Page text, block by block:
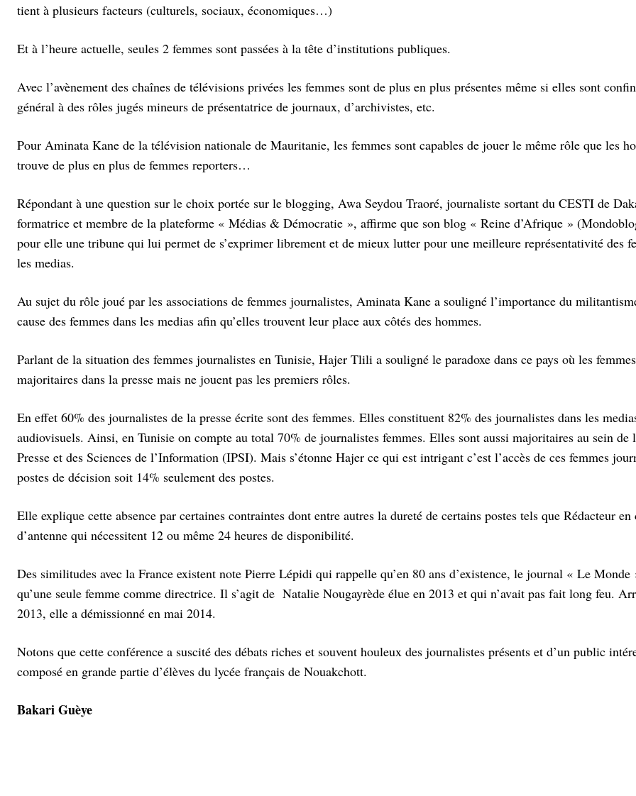
tient à plusieurs facteurs (culturels, sociaux, économiques…)
Et à l’heure actuelle, seules 2 femmes sont passées à la tête d’institutions publiques.
Avec l’avènement des chaînes de télévisions privées les femmes sont de plus en plus présentes même si elles sont
général à des rôles jugés mineurs de présentatrice de journaux, d’archivistes, etc.
Pour Aminata Kane de la télévision nationale de Mauritanie, les femmes sont capables de jouer le même rôle que les
trouve de plus en plus de femmes reporters…
Répondant à une question sur le choix portée sur le blogging, Awa Seydou Traoré, journaliste sortant du CESTI de
formatrice et membre de la plateforme « Médias & Démocratie », affirme que son blog « Reine d’Afrique »
pour elle une tribune qui lui permet de s’exprimer librement et de mieux lutter pour une meilleure représentativité des
les medias.
Au sujet du rôle joué par les associations de femmes journalistes, Aminata Kane a souligné l’importance du
cause des femmes dans les medias afin qu’elles trouvent leur place aux côtés des hommes.
Parlant de la situation des femmes journalistes en Tunisie, Hajer Tlili a souligné le paradoxe dans ce pays où les
majoritaires dans la presse mais ne jouent pas les premiers rôles.
En effet 60% des journalistes de la presse écrite sont des femmes. Elles constituent 82% des journalistes dans les
audiovisuels. Ainsi, en Tunisie on compte au total 70% de journalistes femmes. Elles sont aussi majoritaires au sein de
Presse et des Sciences de l’Information (IPSI). Mais s’étonne Hajer ce qui est intrigant c’est l’accès de ces femmes
postes de décision soit 14% seulement des postes.
Elle explique cette absence par certaines contraintes dont entre autres la dureté de certains postes tels que Rédacteur
d’antenne qui nécessitent 12 ou même 24 heures de disponibilité.
Des similitudes avec la France existent note Pierre Lépidi qui rappelle qu’en 80 ans d’existence, le journal « Le Monde
qu’une seule femme comme directrice. Il s’agit de Natalie Nougayrède élue en 2013 et qui n’avait pas fait long feu.
2013, elle a démissionné en mai 2014.
Notons que cette conférence a suscité des débats riches et souvent houleux des journalistes présents et d’un public
composé en grande partie d’élèves du lycée français de Nouakchott.
Bakari Guèye